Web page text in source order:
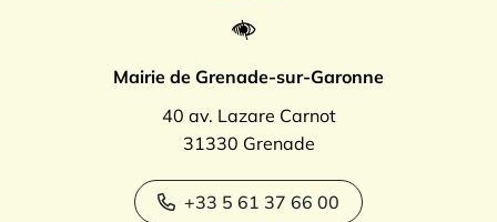
Mairie de Grenade-sur-Garonne
40 av. Lazare Carnot
31330 Grenade
+33 5 61 37 66 00